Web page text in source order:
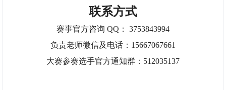
联系方式
赛事官方咨询 QQ： 3753843994
负责老师微信及电话：15667067661
大赛参赛选手官方通知群：512035137